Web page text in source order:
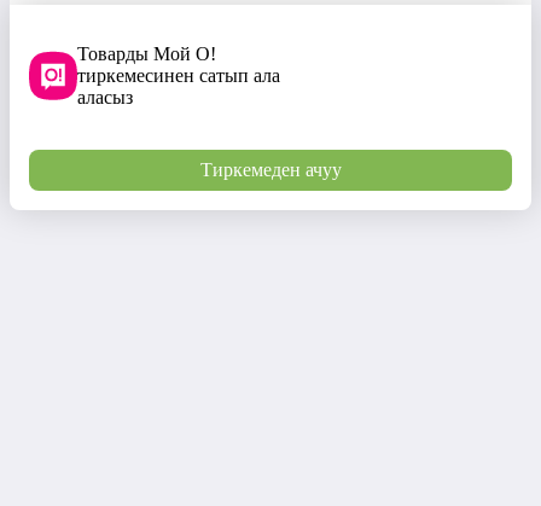
Товарды Мой О!
тиркемесинен сатып ала
аласыз
Тиркемеден ачуу